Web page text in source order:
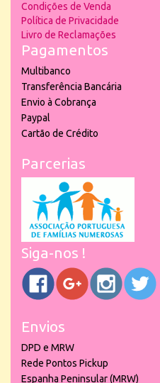
Condições de Venda
Política de Privacidade
Livro de Reclamações
Pagamentos
Multibanco
Transferência Bancária
Envio à Cobrança
Paypal
Cartão de Crédito
Parcerias
Siga-nos !
Envios
DPD e MRW
Rede Pontos Pickup
Espanha Peninsular (MRW)